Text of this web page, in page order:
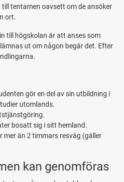
tentamen oavsett om de ansöker
ort.
till högskolan är att anses som
ut om någon begär det. Efter
gör en del av sin utbildning i
utomlands.
bosatt sig i sitt hemland.
mer än 2 timmars resväg (gäller
kan genomföras